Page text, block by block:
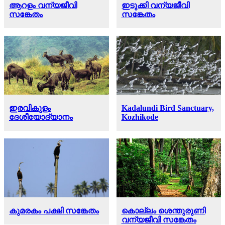
ആറളം വന്യജീവി
സങ്കേതം
ഇടുക്കി വന്യജീവി
സങ്കേതം
ഇരവികുളം
ദേശീയോദ്യാനം
Kadalundi Bird Sanctuary,
Kozhikode
കുമരകം പക്ഷി സങ്കേതം
കൊല്ലം ശെന്തുരുണി
വന്യജീവി സങ്കേതം